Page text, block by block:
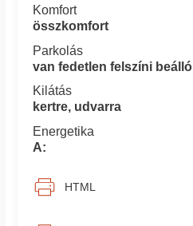
Komfort
összkomfort
Parkolás
van fedetlen felszíni beálló
Kilátás
kertre, udvarra
Energetika
A:
HTML